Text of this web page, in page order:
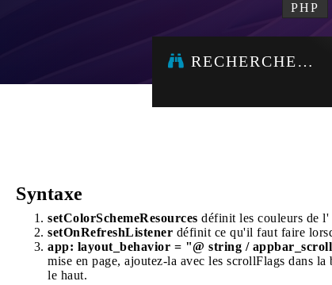
PHP
RECHERCHE…
Syntaxe
setColorSchemeResources définit les couleurs de l'
setOnRefreshListener définit ce qu'il faut faire
app: layout_behavior = "@ string /
mise en page, ajoutez-la avec les scrollFlags dans
le haut.